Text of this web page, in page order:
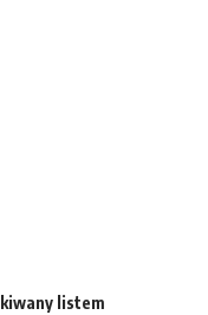
listem